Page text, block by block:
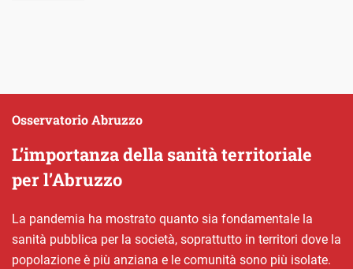
L’importanza della sanità territoriale
per l’Abruzzo
Osservatorio Abruzzo
La pandemia ha mostrato quanto sia fondamentale la
sanità pubblica per la società, soprattutto in territori dove la
popolazione è più anziana e le comunità sono più isolate.